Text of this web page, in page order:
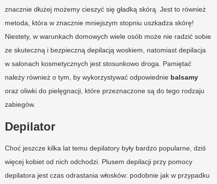
znacznie dłużej możemy cieszyć się gładką skórą. Jest to również
metoda, która w znacznie mniejszym stopniu uszkadza skórę!
Niestety, w warunkach domowych wiele osób może nie radzić sobie
ze skuteczną i bezpieczną depilacją woskiem, natomiast depilacja
w salonach kosmetycznych jest stosunkowo droga. Pamiętać
należy również o tym, by wykorzystywać odpowiednie balsamy
oraz oliwki do pielęgnacji, które przeznaczone są do tego rodzaju
zabiegów.
Depilator
Choć jeszcze kilka lat temu depilatory były bardzo popularne, dziś
więcej kobiet od nich odchodzi. Plusem depilacji przy pomocy
depilatora jest czas odrastania włosków: podobnie jak w przypadku